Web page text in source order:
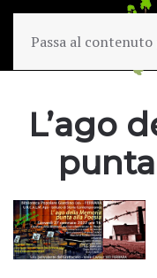
Passa al
L’ago